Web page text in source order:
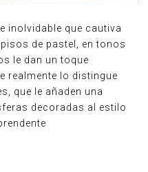
inolvidable que cautiva
de pastel, en tonos
le dan un toque
realmente lo distingue
que le añaden una
decoradas al estilo